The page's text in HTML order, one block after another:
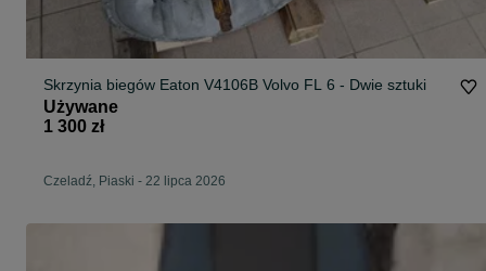
Skrzynia biegów Eaton V4106B Volvo FL 6 - Dwie sztuki
Używane
1 300 zł
Czeladź, Piaski - 22 lipca 2026